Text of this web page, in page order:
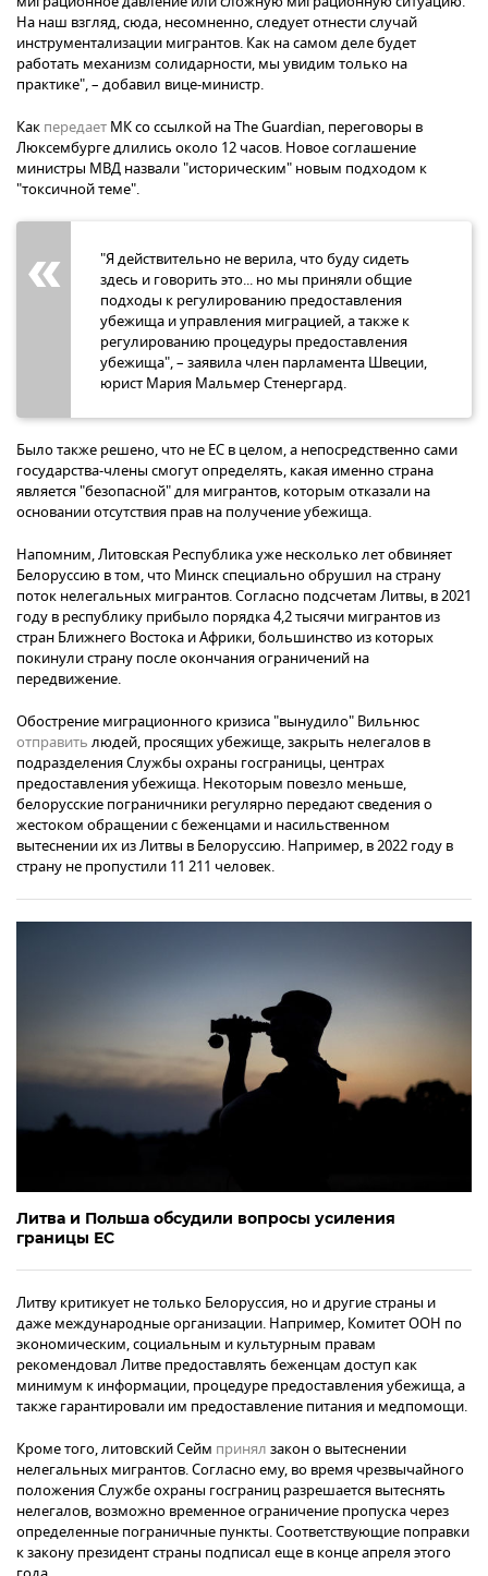
На наш взгляд, сюда, несомненно, следует отнести случай
инструментализации мигрантов. Как на самом деле будет
работать механизм солидарности, мы увидим только на
практике", – добавил вице-министр.
Как передает МК со ссылкой на The Guardian, переговоры в
Люксембурге длились около 12 часов. Новое соглашение
министры МВД назвали "историческим" новым подходом к
"токсичной теме".
"Я действительно не верила, что буду сидеть
здесь и говорить это... но мы приняли общие
подходы к регулированию предоставления
убежища и управления миграцией, а также к
регулированию процедуры предоставления
убежища", – заявила член парламента Швеции,
юрист Мария Мальмер Стенергард.
Было также решено, что не ЕС в целом, а непосредственно сами
государства-члены смогут определять, какая именно страна
является "безопасной" для мигрантов, которым отказали на
основании отсутствия прав на получение убежища.
Напомним, Литовская Республика уже несколько лет обвиняет
Белоруссию в том, что Минск специально обрушил на страну
поток нелегальных мигрантов. Согласно подсчетам Литвы, в 2021
году в республику прибыло порядка 4,2 тысячи мигрантов из
стран Ближнего Востока и Африки, большинство из которых
покинули страну после окончания ограничений на
передвижение.
Обострение миграционного кризиса "вынудило" Вильнюс
отправить людей, просящих убежище, закрыть нелегалов в
подразделения Службы охраны госграницы, центрах
предоставления убежища. Некоторым повезло меньше,
белорусские пограничники регулярно передают сведения о
жестоком обращении с беженцами и насильственном
вытеснении их из Литвы в Белоруссию. Например, в 2022 году в
страну не пропустили 11 211 человек.
Литва и Польша обсудили вопросы усиления
границы ЕС
Литву критикует не только Белоруссия, но и другие страны и
даже международные организации. Например, Комитет ООН по
экономическим, социальным и культурным правам
рекомендовал Литве предоставлять беженцам доступ как
минимум к информации, процедуре предоставления убежища, а
также гарантировали им предоставление питания и медпомощи.
Кроме того, литовский Сейм принял закон о вытеснении
нелегальных мигрантов. Согласно ему, во время чрезвычайного
положения Службе охраны госграниц разрешается вытеснять
нелегалов, возможно временное ограничение пропуска через
определенные пограничные пункты. Соответствующие поправки
к закону президент страны подписал еще в конце апреля этого